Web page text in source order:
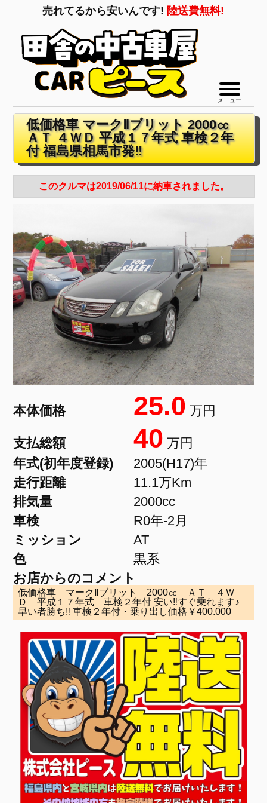
売れてるから安いんです! 陸送費無料!
メニュー
低価格車 マークⅡブリット 2000㏄
ＡＴ ４ＷＤ 平成１７年式 車検２年
付 福島県相馬市発‼
このクルマは2019/06/11に納車されました。
本体価格 25.0 万円
支払総額 40 万円
年式(初年度登録)
2005(H17)年
走行距離
11.1万Km
排気量
2000cc
車検
R0年-2月
ミッション
AT
色
黒系
お店からのコメント
低価格車 マークⅡブリット 2000㏄ ＡＴ ４Ｗ
Ｄ 平成１７年式 車検２年付 安い‼すぐ乗れます♪
早い者勝ち‼ 車検２年付・乗り出し価格￥400.000